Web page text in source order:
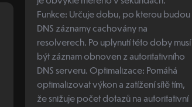
Funkce: Určuje dobu, po kterou budou
DNS záznamy cachovány na
resolverech. Po uplynutí této doby musí
být záznam obnoven z autoritativního
DNS serveru. Optimalizace: Pomáhá
optimalizovat výkon a zatížení sítě tím,
že snižuje počet dotazů na autoritativní